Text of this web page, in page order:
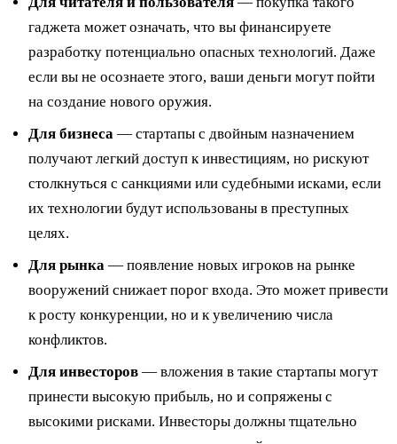
гаджета может означать, что вы финансируете
разработку потенциально опасных технологий. Даже
если вы не осознаете этого, ваши деньги могут пойти
на создание нового оружия.
Для бизнеса — стартапы с двойным назначением
получают легкий доступ к инвестициям, но рискуют
столкнуться с санкциями или судебными исками, если
их технологии будут использованы в преступных
целях.
Для рынка — появление новых игроков на рынке
вооружений снижает порог входа. Это может привести
к росту конкуренции, но и к увеличению числа
конфликтов.
Для инвесторов — вложения в такие стартапы могут
принести высокую прибыль, но и сопряжены с
высокими рисками. Инвесторы должны тщательно